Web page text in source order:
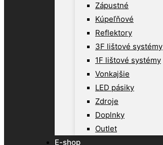
Zápustné
Kúpeľňové
Reflektory
3F lištové systémy
1F lištové systémy
Vonkajšie
LED pásiky
Zdroje
Doplnky
Outlet
E-shop